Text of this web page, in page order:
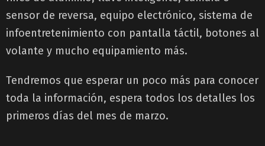
sensor de reversa, equipo electrónico, sistema de
infoentretenimiento con pantalla táctil, botones al
volante y mucho equipamiento más.
Tendremos que esperar un poco más para conocer
toda la información, espera todos los detalles los
primeros días del mes de marzo.